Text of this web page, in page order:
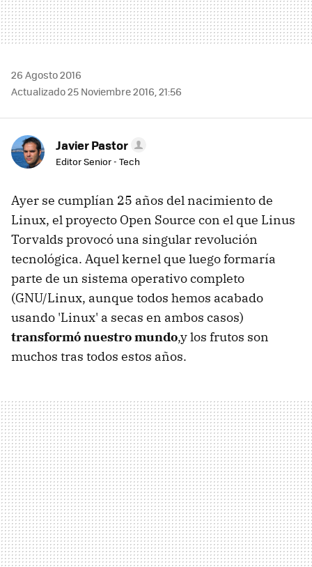
26 Agosto 2016
Actualizado 25 Noviembre 2016, 21:56
Javier Pastor
Editor Senior - Tech
Ayer se cumplían 25 años del nacimiento de
Linux, el proyecto Open Source con el que Linus
Torvalds provocó una singular revolución
tecnológica. Aquel kernel que luego formaría
parte de un sistema operativo completo
(GNU/Linux, aunque todos hemos acabado
usando 'Linux' a secas en ambos casos)
transformó nuestro mundo,y los frutos son
muchos tras todos estos años.